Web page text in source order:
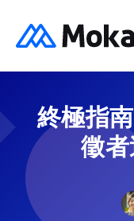
終極指
徵